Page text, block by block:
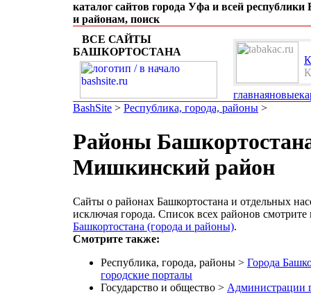
каталог сайтов города Уфа и всей
и районам, поиск
ВСЕ САЙТЫ
БАШКОРТОСТАНА
главнаяновые
BashSite > Республика, города, районы >
Районы
Мишкинский район
Сайты о районах Башкортостана и отдельных
исключая города. Список всех районов
Башкортостана (города и районы).
Смотрите также:
Республика, города, районы > Города
городские порталы
Государство и общество > Администрации